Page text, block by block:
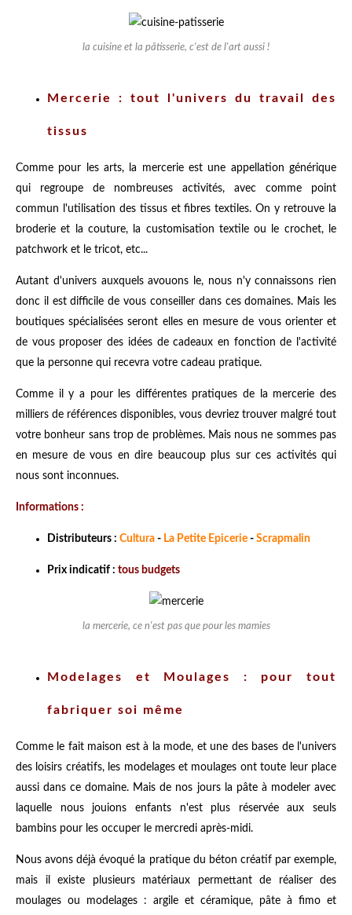
la cuisine et la pâtisserie, c'est de l'art aussi !
Mercerie : tout l'univers du travail des
tissus
Comme pour les arts, la mercerie est une appellation générique
qui regroupe de nombreuses activités, avec comme point
commun l'utilisation des tissus et fibres textiles. On y retrouve la
broderie et la couture, la customisation textile ou le crochet, le
patchwork et le tricot, etc...
Autant d'univers auxquels avouons le, nous n'y connaissons rien
donc il est difficile de vous conseiller dans ces domaines. Mais les
boutiques spécialisées seront elles en mesure de vous orienter et
de vous proposer des idées de cadeaux en fonction de l'activité
que la personne qui recevra votre cadeau pratique.
Comme il y a pour les différentes pratiques de la mercerie des
milliers de références disponibles, vous devriez trouver malgré tout
votre bonheur sans trop de problèmes. Mais nous ne sommes pas
en mesure de vous en dire beaucoup plus sur ces activités qui
nous sont inconnues.
Informations :
Distributeurs : Cultura - La Petite Epicerie - Scrapmalin
Prix indicatif : tous budgets
la mercerie, ce n'est pas que pour les mamies
Modelages et Moulages : pour tout
fabriquer soi même
Comme le fait maison est à la mode, et une des bases de l'univers
des loisirs créatifs, les modelages et moulages ont toute leur place
aussi dans ce domaine. Mais de nos jours la pâte à modeler avec
laquelle nous jouions enfants n'est plus réservée aux seuls
bambins pour les occuper le mercredi après-midi.
Nous avons déjà évoqué la pratique du béton créatif par exemple,
mais il existe plusieurs matériaux permettant de réaliser des
moulages ou modelages : argile et céramique, pâte à fimo et